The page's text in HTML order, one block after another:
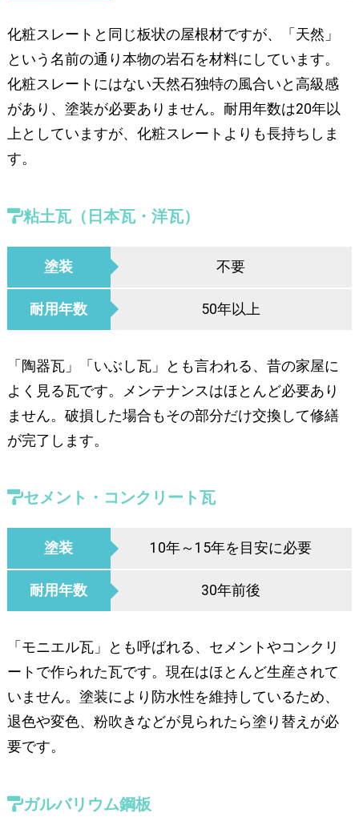
化粧スレートと同じ板状の屋根材ですが、「天然」
という名前の通り本物の岩石を材料にしています。
化粧スレートにはない天然石独特の風合いと高級感
があり、塗装が必要ありません。耐用年数は20年以
上としていますが、化粧スレートよりも長持ちしま
す。
粘土瓦（日本瓦・洋瓦）
塗装 不要
耐用年数 50年以上
「陶器瓦」「いぶし瓦」とも言われる、昔の家屋に
よく見る瓦です。メンテナンスはほとんど必要あり
ません。破損した場合もその部分だけ交換して修繕
が完了します。
セメント・コンクリート瓦
塗装 10年～15年を目安に必要
耐用年数 30年前後
「モニエル瓦」とも呼ばれる、セメントやコンクリ
ートで作られた瓦です。現在はほとんど生産されて
いません。塗装により防水性を維持しているため、
退色や変色、粉吹きなどが見られたら塗り替えが必
要です。
ガルバリウム鋼板